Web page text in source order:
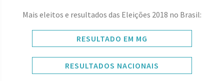
Mais eleitos e resultados das Eleições 2018 no Brasil:
RESULTADO EM MG
RESULTADOS NACIONAIS